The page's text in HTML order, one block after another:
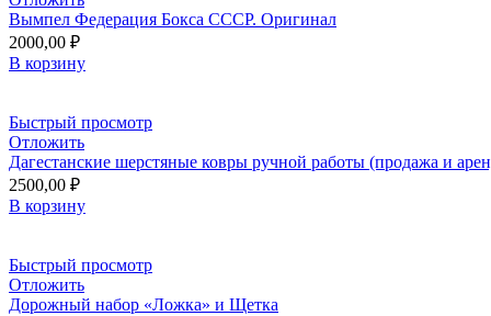
Вымпел Федерация Бокса СССР. Оригинал
2000,00 ₽
В корзину
Быстрый просмотр
Отложить
Дагестанские шерстяные ковры ручной работы (продажа и
2500,00 ₽
В корзину
Быстрый просмотр
Отложить
Дорожный набор «Ложка» и Щетка